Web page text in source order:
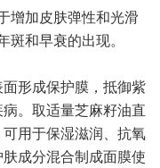
增加皮肤弹性和光滑
和早衰的出现。
形成保护膜，抵御紫
。取适量芝麻籽油直
用于保湿滋润、抗氧
成分混合制成面膜使